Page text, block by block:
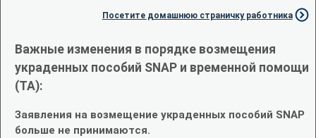
Посетите домашнюю страничку работника
Важные изменения в порядке возмещения
украденных пособий SNAP и временной помощи
(TA):
Заявления на возмещение украденных пособий SNAP
больше не принимаются.